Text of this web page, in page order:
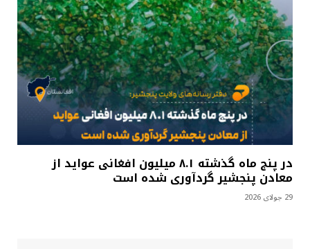
در پنج ماه گذشته ۸.۱ میلیون افغانی عواید از
معادن پنجشیر گردآوری شده است
29 جولای 2026